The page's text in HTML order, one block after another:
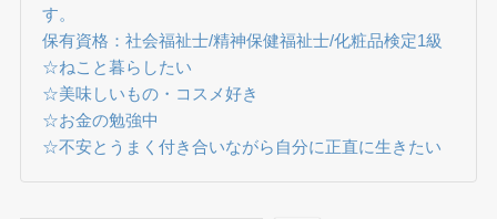
す。
保有資格：社会福祉士/精神保健福祉士/化粧品検定1級
☆ねこと暮らしたい
☆美味しいもの・コスメ好き
☆お金の勉強中
☆不安とうまく付き合いながら自分に正直に生きたい